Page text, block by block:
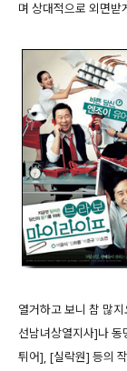
며 상대적으로 외면받
열거하고 보니 참 많
선남녀상열지사]나
튀어], [실락원] 등의